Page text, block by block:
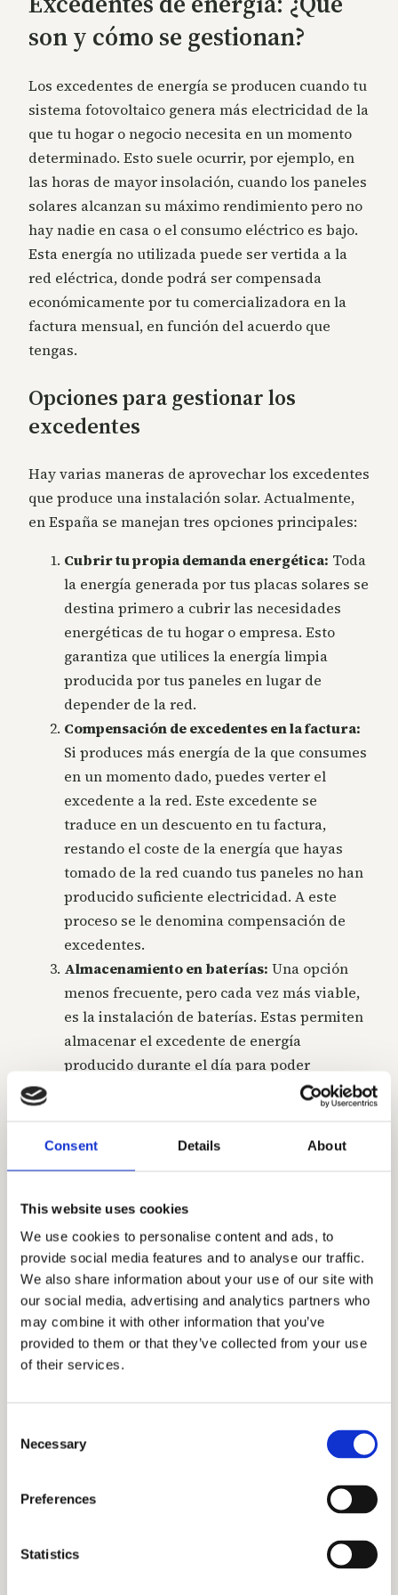
Consent Details About
This website uses cookies
We use cookies to personalise content and ads, to
provide social media features and to analyse our traffic.
We also share information about your use of our site with
our social media, advertising and analytics partners who
may combine it with other information that you’ve
provided to them or that they’ve collected from your use
of their services.
Selection
Necessary
Preferences
Statistics
son y cómo se gestionan?
Los excedentes de energía se producen cuando tu
sistema fotovoltaico genera más electricidad de la
que tu hogar o negocio necesita en un momento
determinado. Esto suele ocurrir, por ejemplo, en
las horas de mayor insolación, cuando los paneles
solares alcanzan su máximo rendimiento pero no
hay nadie en casa o el consumo eléctrico es bajo.
Esta energía no utilizada puede ser vertida a la
red eléctrica, donde podrá ser compensada
económicamente por tu comercializadora en la
factura mensual, en función del acuerdo que
tengas.
Opciones para gestionar los
excedentes
Hay varias maneras de aprovechar los excedentes
que produce una instalación solar. Actualmente,
en España se manejan tres opciones principales:
Cubrir tu propia demanda energética: Toda
la energía generada por tus placas solares se
destina primero a cubrir las necesidades
energéticas de tu hogar o empresa. Esto
garantiza que utilices la energía limpia
producida por tus paneles en lugar de
depender de la red.
Compensación de excedentes en la factura:
Si produces más energía de la que consumes
en un momento dado, puedes verter el
excedente a la red. Este excedente se
traduce en un descuento en tu factura,
restando el coste de la energía que hayas
tomado de la red cuando tus paneles no han
producido suficiente electricidad. A este
proceso se le denomina compensación de
excedentes.
Almacenamiento en baterías: Una opción
menos frecuente, pero cada vez más viable,
es la instalación de baterías. Estas permiten
almacenar el excedente de energía
producido durante el día para poder
utilizarlo durante la noche o en momentos
de bajo rendimiento solar. Aunque esta
solución implica una inversión adicional,
red eléctrica.
La compensación de
excedentes
El sistema de compensación de excedentes
permite a los usuarios recibir un
España no se permite el «almacenamiento»
monetario del excedente, lo que significa que la
cantidad económica que recibas nunca superará
el coste total de tu consumo de energía en un
la que consumes de la red, no recibirás un pago,